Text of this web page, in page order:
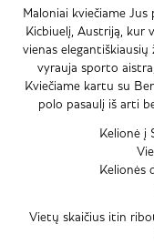
Maloniai kviečiame
Kicbiuelį, Austriją, kur
vienas
vyrauja sporto
Kviečiame kartu su
polo pasaulį iš arti
Kelionė į
Kelionės
Vietų skaičius itin